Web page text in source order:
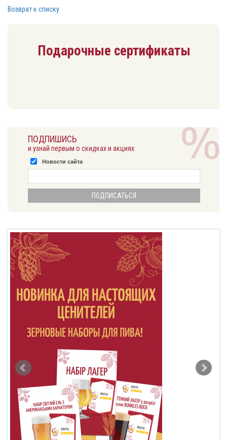
Возврат к списку
Подарочные сертификаты
ПОДПИШИСЬ
и узнай первым о скидках и акциях
Новости сайта